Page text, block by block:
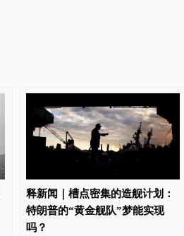
释新闻｜槽点密集的造舰计划：
特朗普的“黄金舰队”梦能实现
吗？